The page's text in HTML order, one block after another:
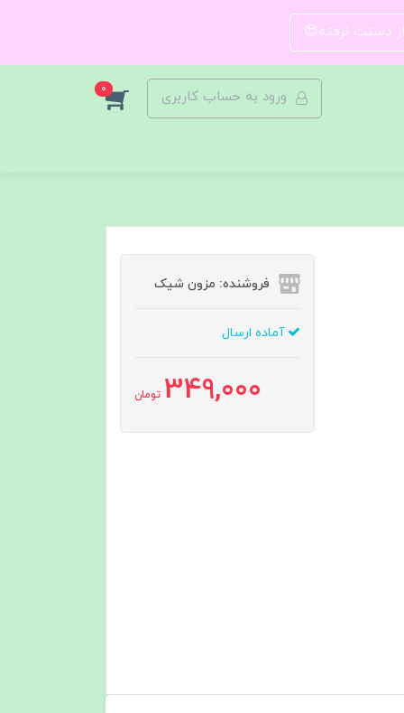
از دستت نرفته😍
ورود به حساب کاربری 0
فروشنده: مزون شیک
آماده ارسال
349,000 تومان